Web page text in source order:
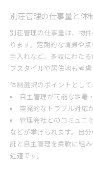
別荘管理の仕事量と体
別荘管理の仕事量は、物
ります。定期的な清掃や
手入れなど、多岐にわた
フスタイルや居住地も考
体制選択のポイントとして、
自主管理が可能な距離
突発的なトラブル対応
管理会社とのコミュニ
などが挙げられます。自
託と自主管理を柔軟に組
近道です。